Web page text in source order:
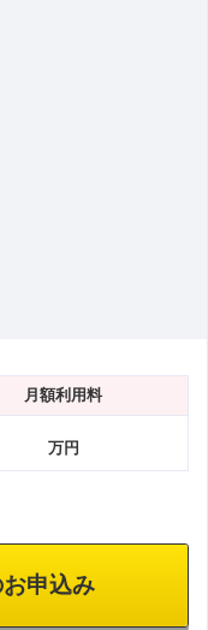
月額利用料
万円
申込み